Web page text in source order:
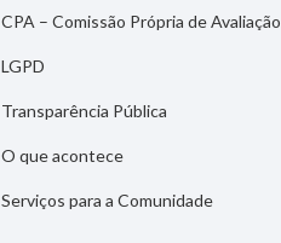
CPA – Comissão Própria de Avaliação
LGPD
Transparência Pública
O que acontece
Serviços para a Comunidade